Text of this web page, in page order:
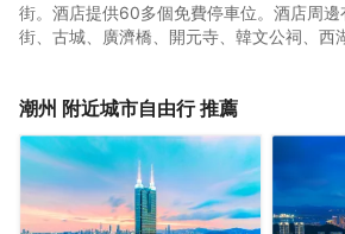
街。酒店提供60多個免費停車位。酒店周
街、古城、廣濟橋、開元寺、韓文公祠、西
鬆到達潮汕站、揭陽潮汕機場。酒店配備
免費無線網絡和智能客房系統全面覆蓋，大
與輕柔音樂，確保您擁有温馨舒適的入住環
酒店地處於潮州市楓春路加油站旁，臨近
街、古城、廣濟橋、開元寺、韓文公祠、西
鬆到達潮汕站、揭陽潮汕機場。酒店配備有
身房、洗衣房、枱球、會議室等。酒店擁有
免費無線網絡和智能客房系統全面覆蓋，大
與輕柔音樂，確保您擁有温馨舒適的入住環
潮州 附近城市自由行 推薦